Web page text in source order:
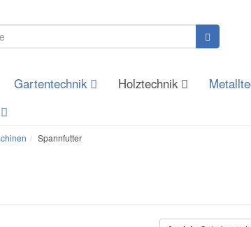
Gartentechnik Holztechnik
Spannfutter